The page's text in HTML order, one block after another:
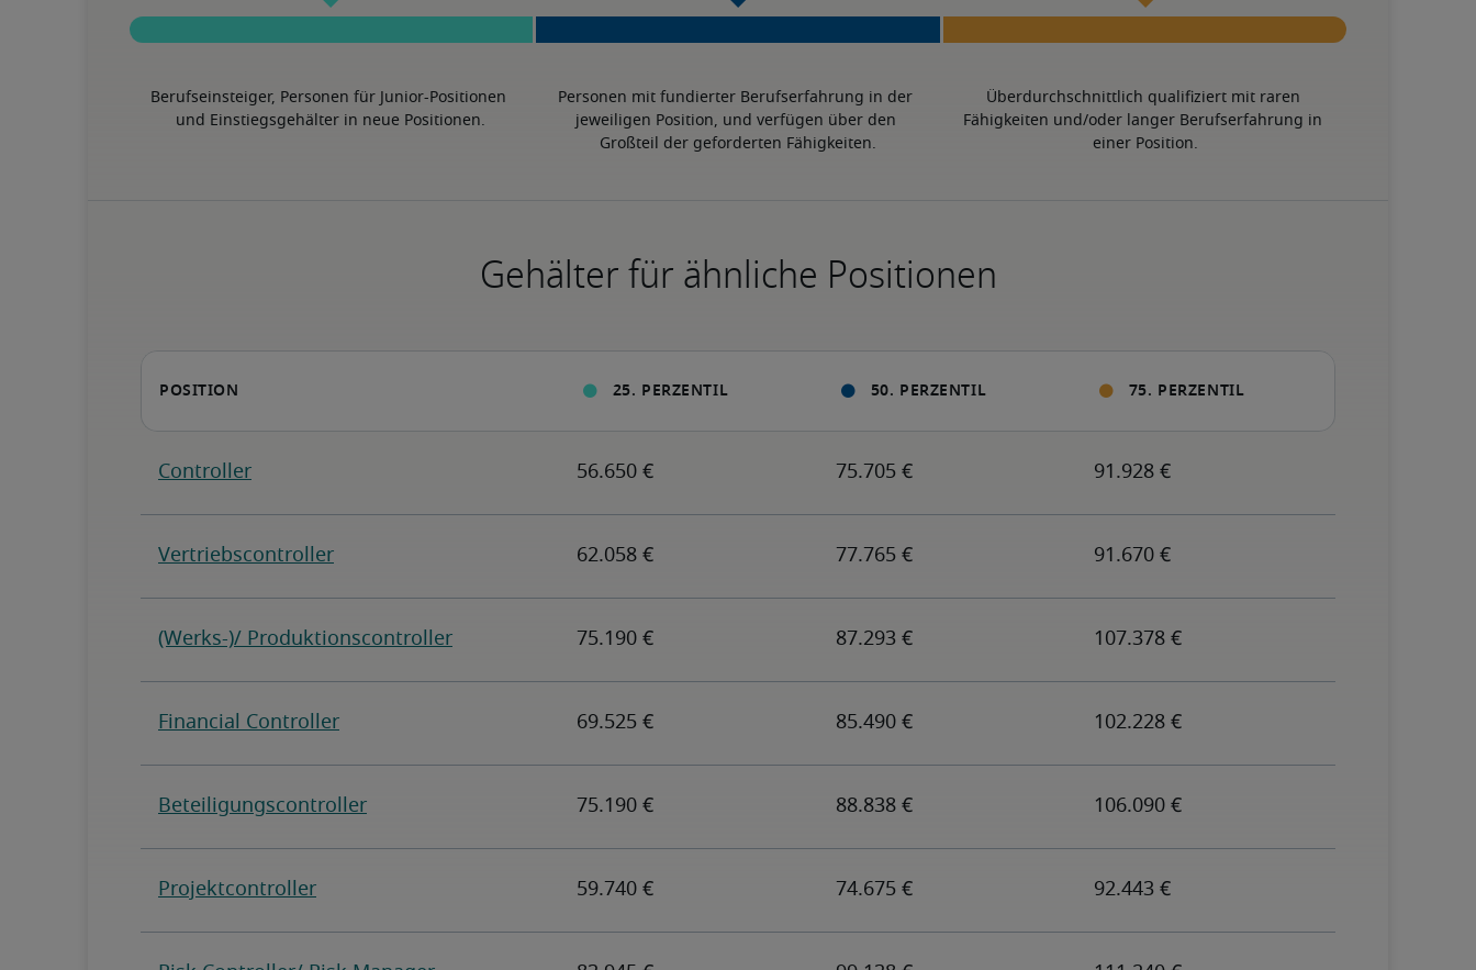
Berufseinsteiger, Personen für Junior-Positionen
und Einstiegsgehälter in neue Positionen.
Personen mit fundierter Berufserfahrung in der
jeweiligen Position, und verfügen über den
Großteil der geforderten Fähigkeiten.
Überdurchschnittlich qualifiziert mit raren
Fähigkeiten und/oder langer Berufserfahrung in
einer Position.
Gehälter für ähnliche Positionen